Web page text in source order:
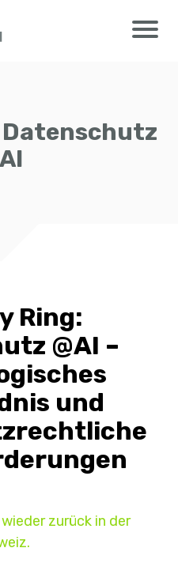
Datenschutz
Ring:
@AI –
und
zurück in der